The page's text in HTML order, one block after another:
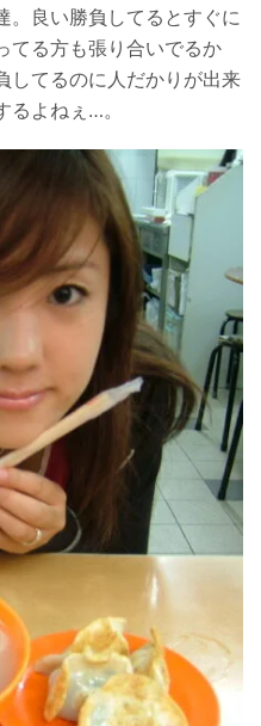
。良い勝負してるとすぐに
てる方も張り合いでるか
してるのに人だかりが出来
るよねぇ…。